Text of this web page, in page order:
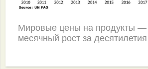
Мировые цены на продукты —
месячный рост за десятилетия